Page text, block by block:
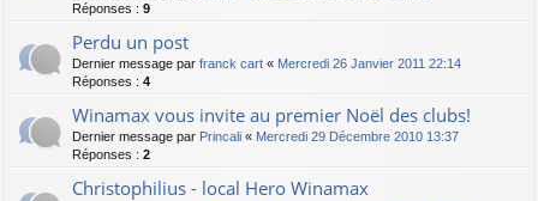
Réponses : 9
Perdu un post
Dernier message par franck cart « Mercredi 26 Janvier 2011 22:14
Réponses : 4
Winamax vous invite au premier Noël des clubs!
Dernier message par Princali « Mercredi 29 Décembre 2010 13:37
Réponses : 2
Christophilius - local Hero Winamax